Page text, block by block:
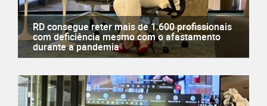
RD consegue reter mais de 1.600 profissionais
com deficiência mesmo com o afastamento
durante a pandemia